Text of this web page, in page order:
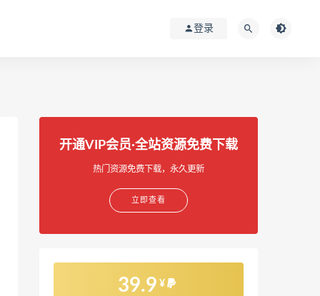
登录
开通VIP会员·全站资源免费下载
热门资源免费下载，永久更新
立即查看
39.9 ¥